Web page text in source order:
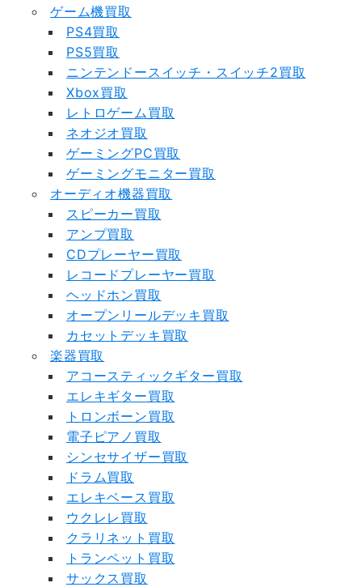
ゲーム機買取
PS4買取
PS5買取
ニンテンドースイッチ・スイッチ2買取
Xbox買取
レトロゲーム買取
ネオジオ買取
ゲーミングPC買取
ゲーミングモニター買取
オーディオ機器買取
スピーカー買取
アンプ買取
CDプレーヤー買取
レコードプレーヤー買取
ヘッドホン買取
オープンリールデッキ買取
カセットデッキ買取
楽器買取
アコースティックギター買取
エレキギター買取
トロンボーン買取
電子ピアノ買取
シンセサイザー買取
ドラム買取
エレキベース買取
ウクレレ買取
クラリネット買取
トランペット買取
サックス買取